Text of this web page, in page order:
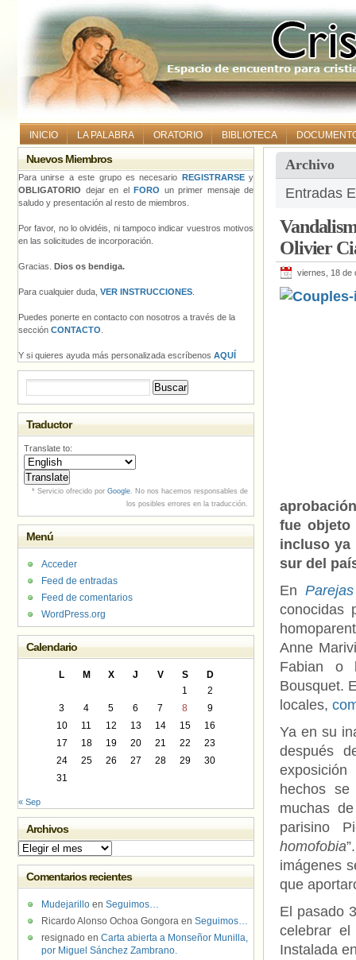
INICIO LA PALABRA ORATORIO BIBLIOTECA
Archivo
Entradas
Olivier
viernes, 18 de
fue objeto
incluso
sur del
En
conocidas
Anne
Fabian o
Bousquet.
locales,
Ya en su
después
exposición
hechos
muchas
parisino
homofobia
imágenes
que
El pasado
celebrar
Instalada
Nuevos Miembros
Para unirse a este grupo es necesario REGISTRARSEy
OBLIGATORIO dejar en el FORO un primer mensaje de
saludo y presentación al resto de miembros.
Por favor, no lo olvidéis, ni tampoco indicar vuestros motivos
en las solicitudes de incorporación.
Gracias. Dios os bendiga.
Para cualquier duda, VER INSTRUCCIONES
Puedes ponerte en contacto con nosotros a través de la
sección CONTACTO
Y si quieres ayuda más personalizada escríbenos AQUÍ
Traductor
Translate to:
* Servicio ofrecido por Google. No nos hacemos responsables de
los posibles errores en la traducción.
Menú
Acceder
Feed de entradas
Feed de comentarios
WordPress.org
Calendario
L M X J V S
D
1
2
3
4 5 6 7 8
9
10
11 12 13 14 15
16
17
18 19 20 21 22
23
24
25 26 27 28 29
30
31
« Sep
Archivos
Archivos
Comentarios recientes
Mudejarillo en Seguimos…
Ricardo Alonso Ochoa Gongora en Seguimos…
resignado en Carta abierta a Monseñor Munilla,
por Miguel Sánchez Zambrano.